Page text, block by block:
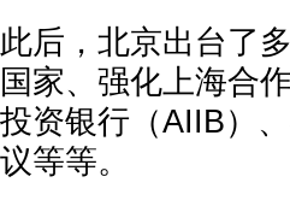
此后，北京出台了
国家、强化上海合
投资银行（AIIB）
议等等。